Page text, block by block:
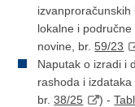
lokalne i
novine, br.59/23
Naputak o izradi i
rashoda i
br.38/25 ) -